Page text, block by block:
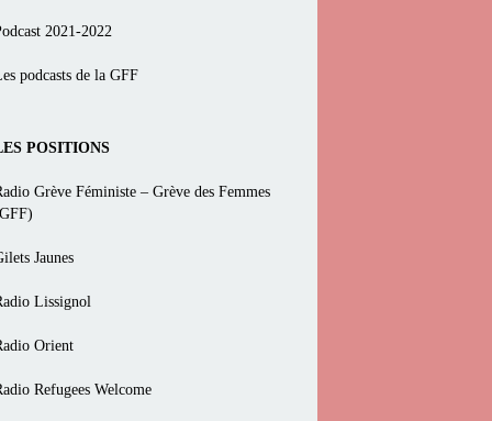
2021-2022
podcasts de la GFF
POSITIONS
Grève Féministe – Grève des Femmes
Jaunes
Lissignol
Orient
Refugees Welcome